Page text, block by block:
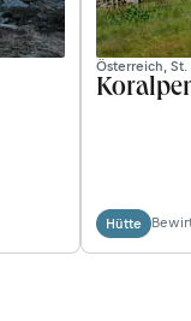
Österreich, St.
Hütte